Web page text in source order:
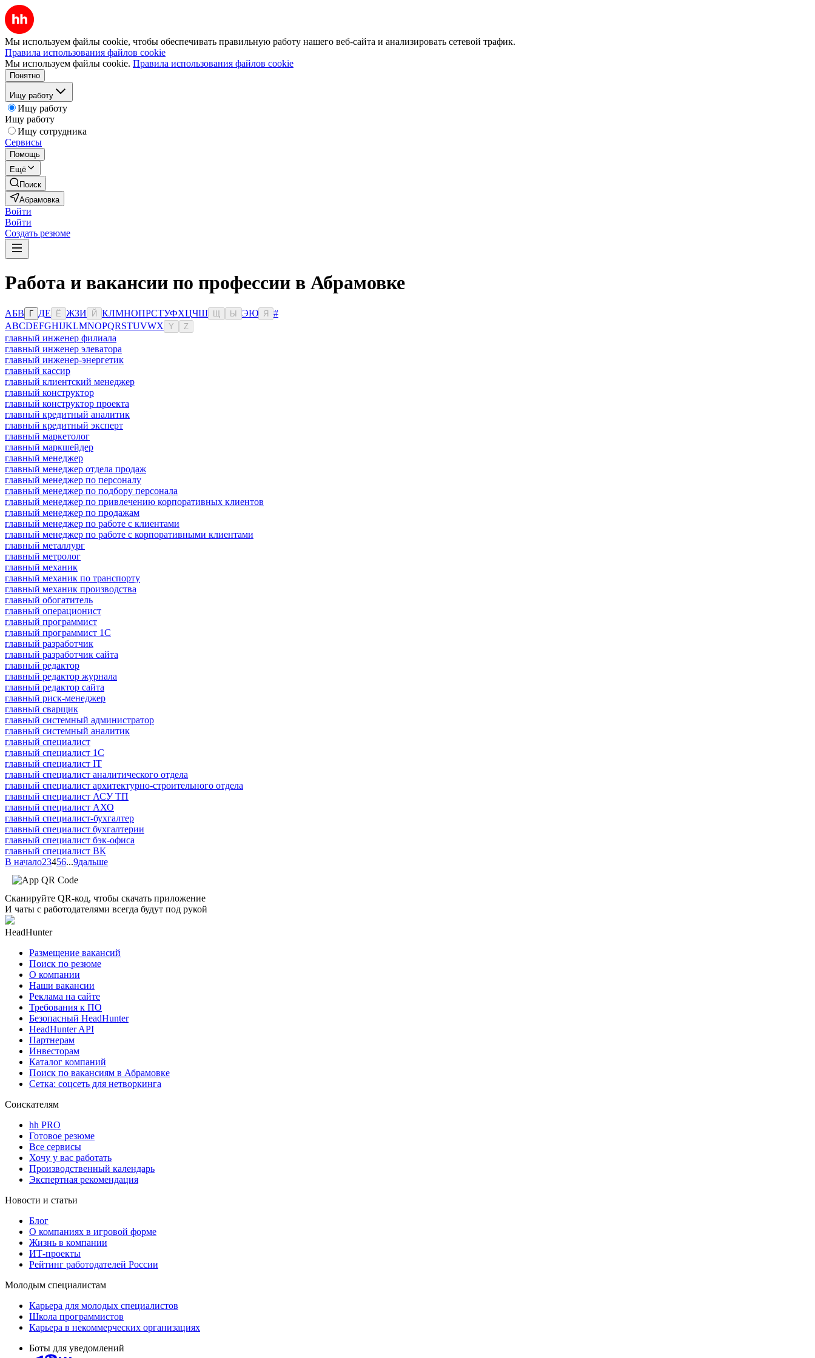
Мы используем файлы cookie, чтобы обеспечивать правильную работу нашего веб-сайта и анализировать сетевой трафик.
Правила использования файлов cookie
Мы используем файлы cookie. Правила использования файлов cookie
Понятно
Ищу работу
Ищу работу
Ищу работу
Ищу сотрудника
Сервисы
Помощь
Ещё
Поиск
Абрамовка
Войти
Войти
Создать резюме
Работа и вакансии по профессии в Абрамовке
АБВ Г ДЕ Ё ЖЗИ Й КЛМНОПРСТУФХЦЧШ Ы ЭЮ Я
#
ABCDEFGHIJKLMNOPQRSTUVWX Y Z
главный инженер филиала
главный инженер элеватора
главный инженер-энергетик
главный кассир
главный клиентский менеджер
главный конструктор
главный конструктор проекта
главный кредитный аналитик
главный кредитный эксперт
главный маркетолог
главный маркшейдер
главный менеджер
главный менеджер отдела продаж
главный менеджер по персоналу
главный менеджер по подбору персонала
главный менеджер по привлечению корпоративных клиентов
главный менеджер по продажам
главный менеджер по работе с клиентами
главный менеджер по работе с корпоративными клиентами
главный металлург
главный метролог
главный механик
главный механик по транспорту
главный механик производства
главный обогатитель
главный операционист
главный программист
главный программист 1С
главный разработчик
главный разработчик сайта
главный редактор
главный редактор журнала
главный редактор сайта
главный риск-менеджер
главный сварщик
главный системный администратор
главный системный аналитик
главный специалист
главный специалист 1С
главный специалист IT
главный специалист аналитического отдела
главный специалист архитектурно-строительного отдела
главный специалист АСУ ТП
главный специалист АХО
главный специалист-бухгалтер
главный специалист бухгалтерии
главный специалист бэк-офиса
главный специалист ВК
В начало23456...9дальше
Сканируйте QR-код, чтобы скачать приложение
И чаты с работодателями всегда будут под рукой
HeadHunter
Размещение вакансий
Поиск по резюме
О компании
Наши вакансии
Реклама на сайте
Требования к ПО
Безопасный HeadHunter
HeadHunter API
Партнерам
Инвесторам
Каталог компаний
Поиск по вакансиям в Абрамовке
Сетка: соцсеть для нетворкинга
Соискателям
hh PRO
Готовое резюме
Все сервисы
Хочу у вас работать
Производственный календарь
Экспертная рекомендация
Новости и статьи
Блог
О компаниях в игровой форме
Жизнь в компании
ИТ-проекты
Рейтинг работодателей России
Молодым специалистам
Карьера для молодых специалистов
Школа программистов
Карьера в некоммерческих организациях
Боты для уведомлений